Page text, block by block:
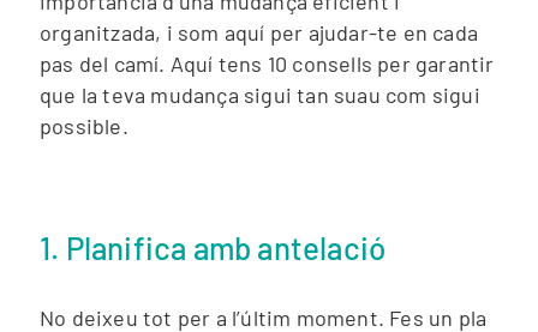
organitzada, i som aquí per ajudar-te en cada
pas del camí. Aquí tens 10 consells per garantir
que la teva mudança sigui tan suau com sigui
possible.
1. Planifica amb antelació
No deixeu tot per a l’últim moment. Fes un pla